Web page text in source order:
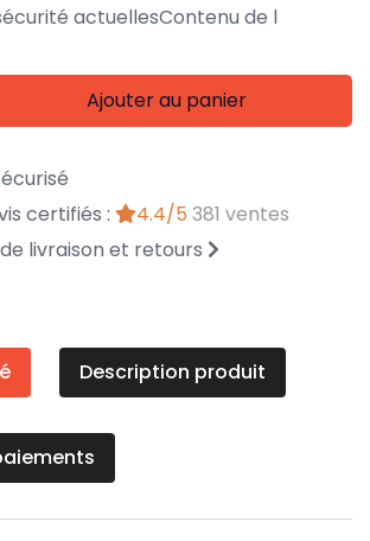
actuellesContenu de l
Ajouter au panier
certifiés :
4.4/5 381 ventes
livraison et retours
Description produit